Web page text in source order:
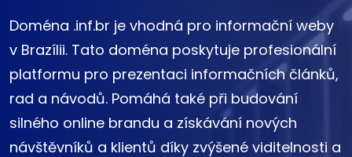
Doména .inf.br je vhodná pro informační weby
v Brazílii. Tato doména poskytuje profesionální
platformu pro prezentaci informačních článků,
rad a návodů. Pomáhá také při budování
silného online brandu a získávání nových
návštěvníků a klientů díky zvýšené viditelnosti a